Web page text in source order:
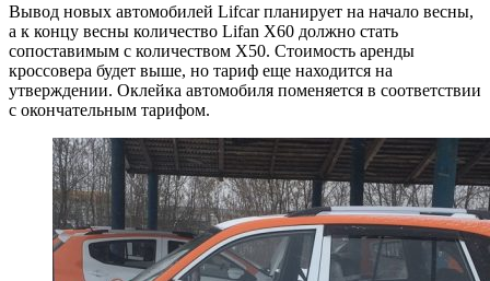
Вывод новых автомобилей Lifcar планирует на начало весны,
а к концу весны количество Lifan X60 должно стать
сопоставимым с количеством X50. Стоимость аренды
кроссовера будет выше, но тариф еще находится на
утверждении. Оклейка автомобиля поменяется в соответствии
с окончательным тарифом.